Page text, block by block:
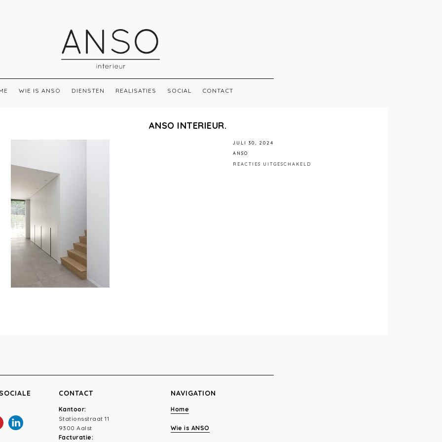
WIE IS ANSO DIENSTEN REALISATIES SOCIAL CONTACT
ANSO INTERIEUR.
JULI 30, 2024
ANSO
REACTIES UITGESCHAKELD
CONTACT
Kantoor:
Stationsstraat 11
9300 Aalst
Facturatie:
NAVIGATION
Home
Wie is ANSO